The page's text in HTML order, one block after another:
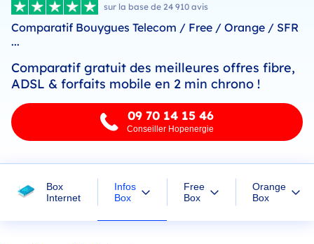
sur la base de 24 910 avis
Comparatif Bouygues Telecom / Free / Orange / SFR
...
Comparatif gratuit des meilleures offres fibre,
ADSL & forfaits mobile en 2 min chrono !
09 70 14 15 46
Conseiller Hopenergie
Box
Internet
Infos
Box
Free
Box
Orange
Box